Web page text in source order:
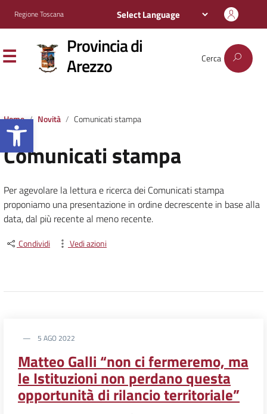
Apri la barra degli strumenti
Regione Toscana
Provincia di
Arezzo Cerca
Home Novità Comunicati stampa
Comunicati stampa
Per agevolare la lettura e ricerca dei Comunicati stampa
proponiamo una presentazione in ordine decrescente in base alla
data, dal più recente al meno recente.
Condividi Vedi azioni
5 AGO 2022
Matteo Galli “non ci fermeremo, ma
le Istituzioni non perdano questa
opportunità di rilancio territoriale”